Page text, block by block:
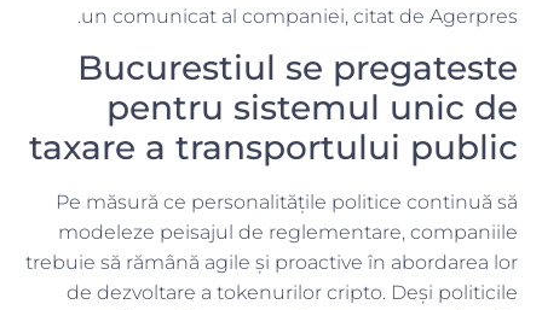
un comunicat al companiei, citat de Agerpres.
Bucurestiul se pregateste
pentru sistemul unic de
taxare a transportului public
Pe măsură ce personalitățile politice continuă să
modeleze peisajul de reglementare, companiile
trebuie să rămână agile și proactive în abordarea lor
de dezvoltare a tokenurilor cripto. Deși politicile